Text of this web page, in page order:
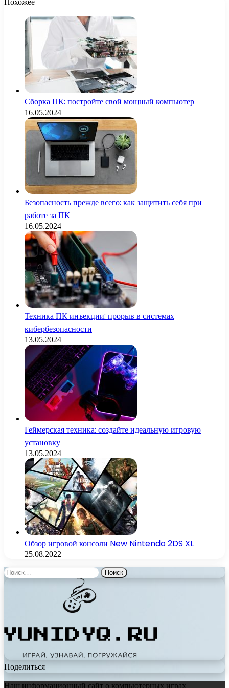
Сборка ПК: постройте свой мощный компьютер
16.05.2024
Безопасность прежде всего: как защитить себя при
работе за ПК
16.05.2024
Техника ПК инъекции: прорыв в системах
кибербезопасности
13.05.2024
Геймерская техника: создайте идеальную игровую
установку
13.05.2024
Обзор игровой консоли New Nintendo 2DS XL
25.08.2022
Найти:
Поделиться
Наш информационный сайт о компьютерных играх